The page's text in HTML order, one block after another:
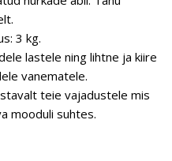
3 kg.
lastele ning lihtne ja kiire
vanematele.
teie vajadustele mis
mooduli suhtes.